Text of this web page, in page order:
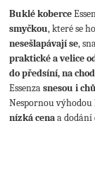
Buklé koberce
smyčkou, které se
nesešlapávají se,
praktické a velice
do předsíní,na
Essenzasnesou i
Nespornou výhodou
nízká cenaa dodání